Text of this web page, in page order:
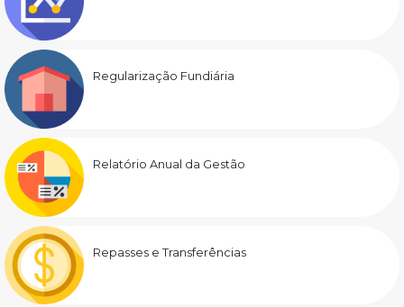
Regularização Fundiária
Relatório Anual da Gestão
Repasses e Transferências